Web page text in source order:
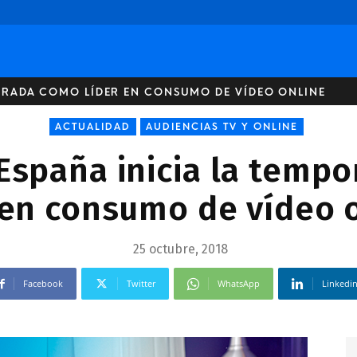
COMO LÍDER EN CONSUMO DE VÍDEO ONLINE
ACTUALIDAD AUDIENCIAS TV Y ONLINE
inicia la
consumo de vídeo
25 octubre, 2018
Facebook Twitter WhatsApp Linkedin